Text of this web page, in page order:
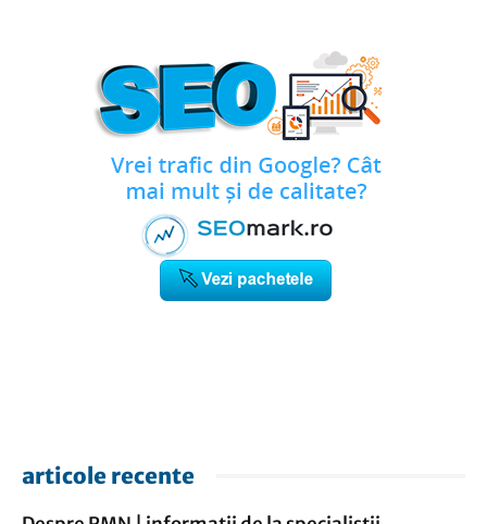
articole recente